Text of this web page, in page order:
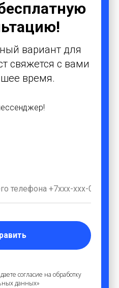
вариант для
свяжется с вами
время.
согласие на обработку
данных»